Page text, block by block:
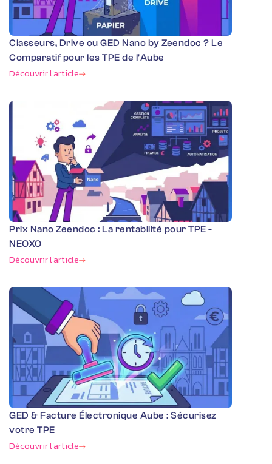
Classeurs, Drive ou GED Nano by Zeendoc ? Le
Comparatif pour les TPE de l'Aube
Découvrir l'article
Prix Nano Zeendoc : La rentabilité pour TPE -
NEOXO
Découvrir l'article
GED & Facture Électronique Aube : Sécurisez
votre TPE
Découvrir l'article